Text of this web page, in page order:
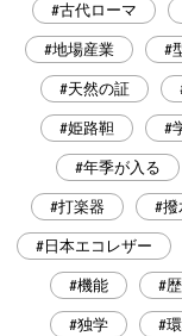
#古代ローマ
#地場産業 #
#天然の証
#姫路靼 #
#年季が入る
#打楽器 #撥
#日本エコレザー
#機能 #
#独学 #